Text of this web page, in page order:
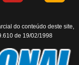
do conteúdo deste site,
de 19/02/1998